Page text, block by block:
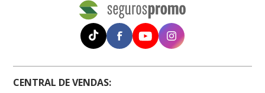
CENTRAL DE VENDAS: